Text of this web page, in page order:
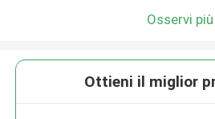
Osservi più
Ottieni il miglior